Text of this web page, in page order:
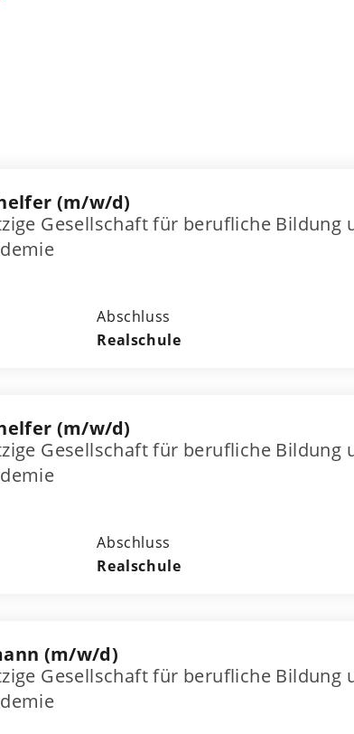
(m/w/d)
Gesellschaft für berufliche Bildung
Abschluss
Realschule
(m/w/d)
Gesellschaft für berufliche Bildung
Abschluss
Realschule
(m/w/d)
Gesellschaft für berufliche Bildung